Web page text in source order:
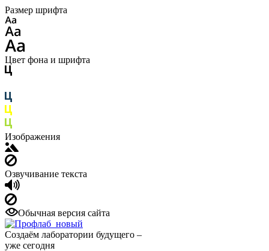
Размер шрифта
Цвет фона и шрифта
Изображения
Озвучивание текста
Обычная версия сайта
Создаём лаборатории будущего –
уже сегодня